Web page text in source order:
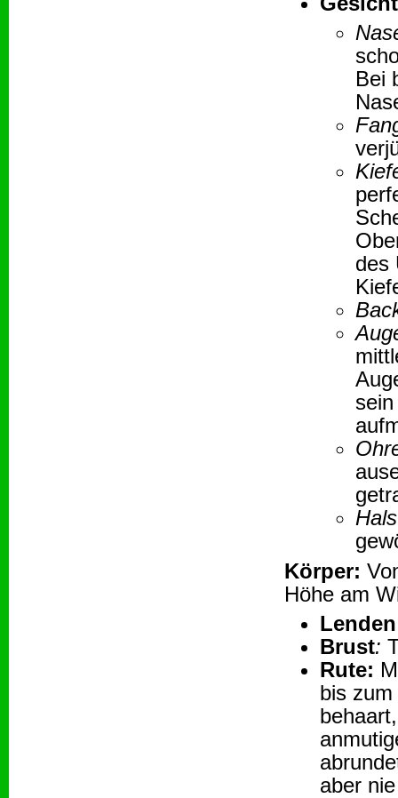
Bei
des
Körper:
Höhe am
Brust:
Rute:
bis
aber